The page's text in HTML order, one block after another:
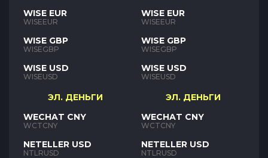
WISE EUR
WISEEUR
WISE GBP
WISEGBP
WISE USD
WISEUSD
ЭЛ. ДЕНЬГИ
WECHAT CNY
WCTCNY
NETELLER USD
NTLRUSD
WISE EUR
WISEEUR
WISE GBP
WISEGBP
WISE USD
WISEUSD
ЭЛ. ДЕНЬГИ
WECHAT CNY
WCTCNY
NETELLER USD
NTLRUSD